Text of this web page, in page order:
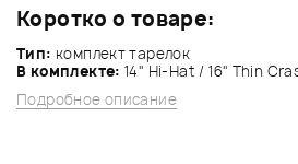
Коротко о товаре:
Тип: комплект тарелок
В комплекте: 14" Hi-Hat / 16" Thin
Подробное описание